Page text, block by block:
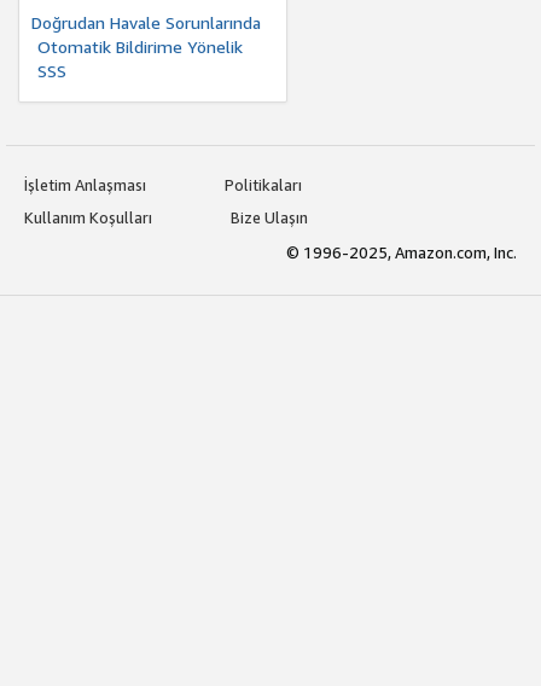
Doğrudan Havale Sorunlarında
Otomatik Bildirime Yönelik
SSS
İşletim Anlaşması
Politikaları
Kullanım Koşulları
Bize Ulaşın
© 1996-2025, Amazon.com, Inc.